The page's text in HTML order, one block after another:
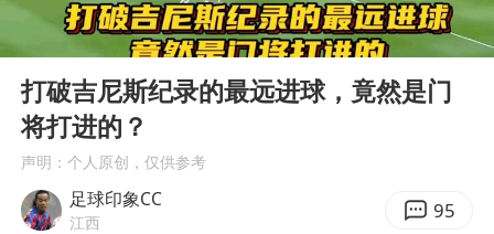
“立秋的第一杯奶茶”又爆单了
陈幸同晋级WTT横滨冠军赛8强
山东一元代青花杯离奇失踪
Play
00:00 00:39
打破吉尼斯纪录的最远进球，竟然是门
将打进的？
声明：个人原创，仅供参考
足球印象CC
江西 95